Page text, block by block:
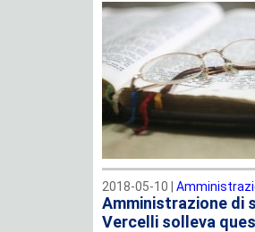
2018-05-10 |
Amministrazione di
Vercelli solleva